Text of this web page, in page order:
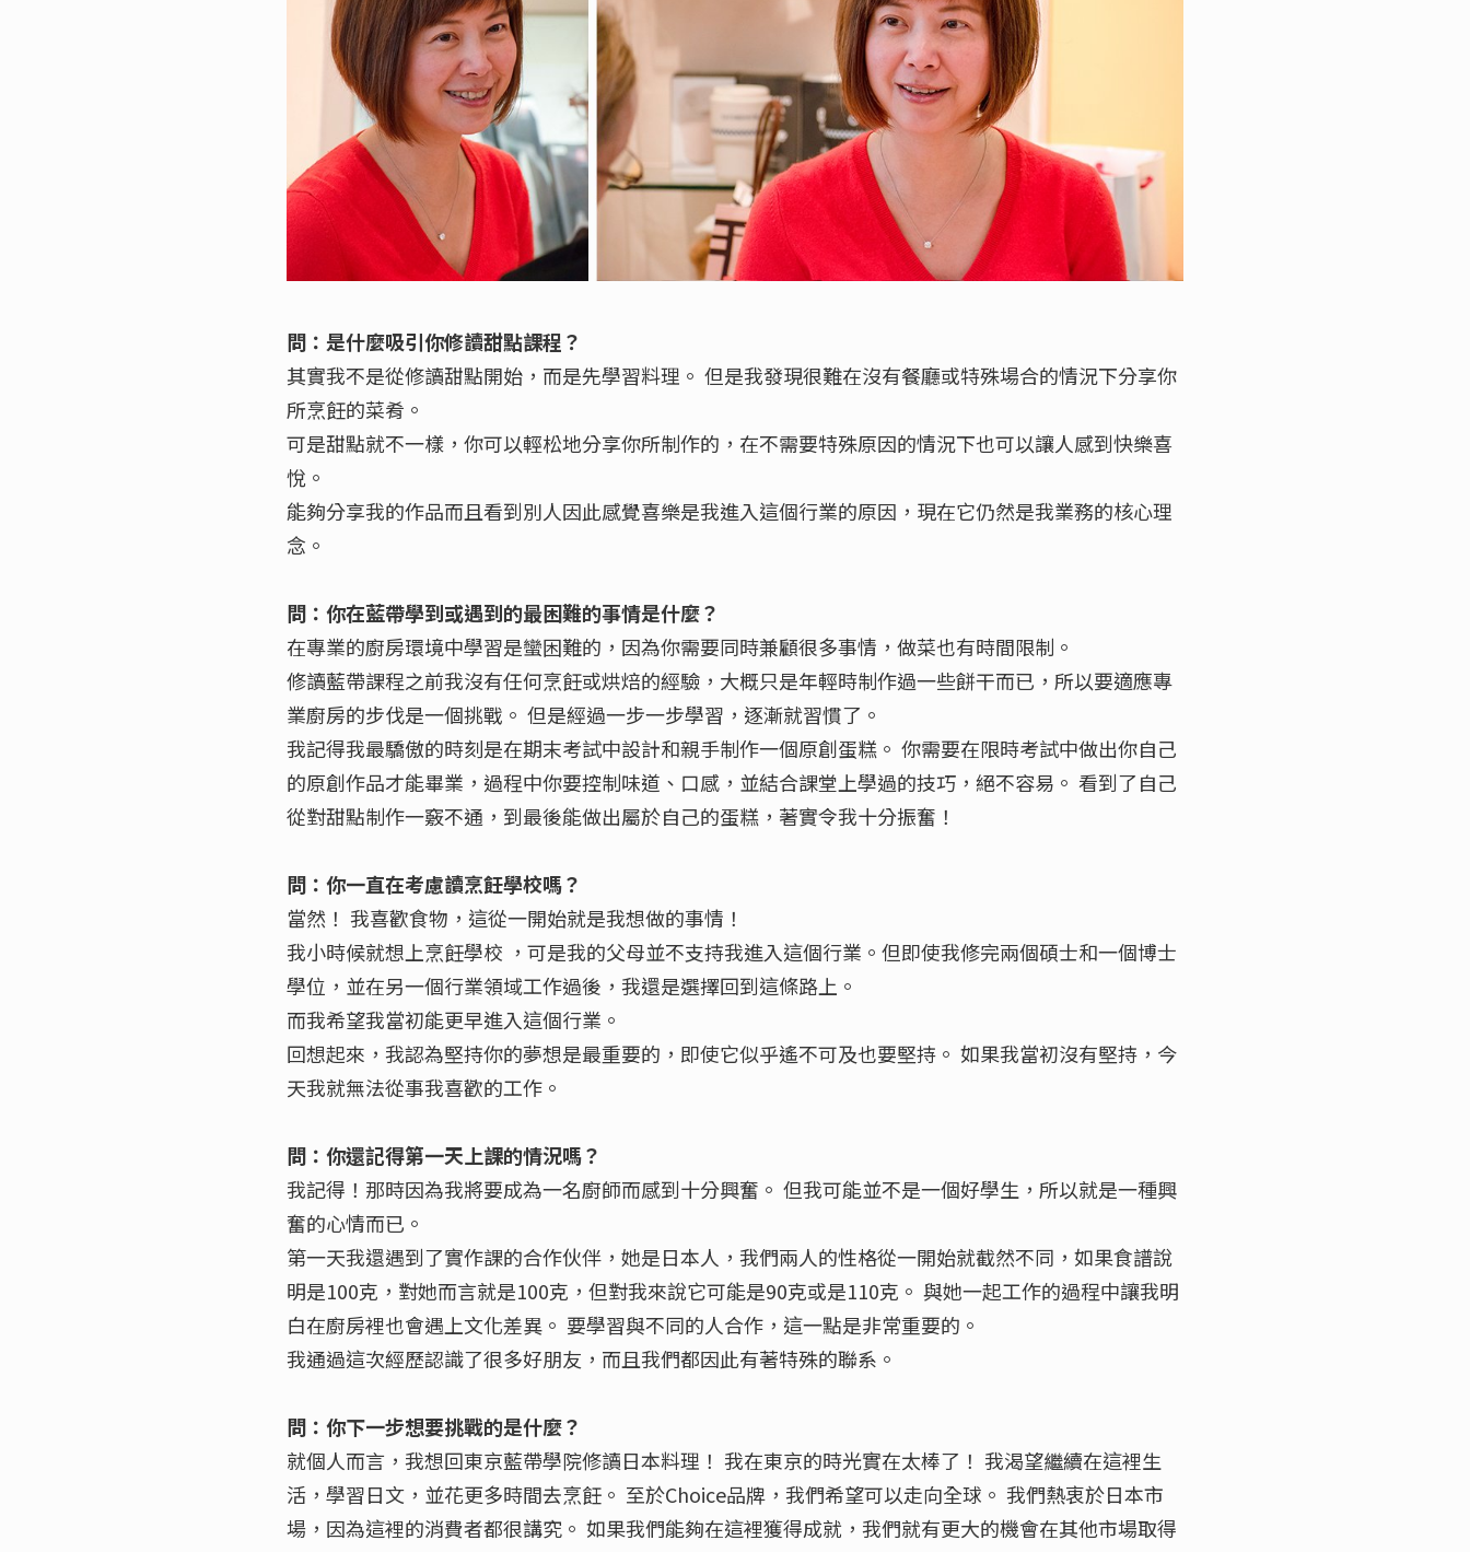
問：是什麼吸引你修讀甜點課程？
其實我不是從修讀甜點開始，而是先學習料理。 但是我發現很難在沒有餐廳或特殊場合的情況下分享你
所烹飪的菜肴。
可是甜點就不一樣，你可以輕松地分享你所制作的，在不需要特殊原因的情況下也可以讓人感到快樂喜
悅。
能夠分享我的作品而且看到別人因此感覺喜樂是我進入這個行業的原因，現在它仍然是我業務的核心理
念。
問：你在藍帶學到或遇到的最困難的事情是什麼？
在專業的廚房環境中學習是蠻困難的，因為你需要同時兼顧很多事情，做菜也有時間限制。
修讀藍帶課程之前我沒有任何烹飪或烘焙的經驗，大概只是年輕時制作過一些餅干而已，所以要適應專
業廚房的步伐是一個挑戰。 但是經過一步一步學習，逐漸就習慣了。
我記得我最驕傲的時刻是在期末考試中設計和親手制作一個原創蛋糕。 你需要在限時考試中做出你自己
的原創作品才能畢業，過程中你要控制味道、口感，並結合課堂上學過的技巧，絕不容易。 看到了自己
從對甜點制作一竅不通，到最後能做出屬於自己的蛋糕，著實令我十分振奮！
問：你一直在考慮讀烹飪學校嗎？
當然！ 我喜歡食物，這從一開始就是我想做的事情！
我小時候就想上烹飪學校 ，可是我的父母並不支持我進入這個行業。但即使我修完兩個碩士和一個博士
學位，並在另一個行業領域工作過後，我還是選擇回到這條路上。
而我希望我當初能更早進入這個行業。
回想起來，我認為堅持你的夢想是最重要的，即使它似乎遙不可及也要堅持。 如果我當初沒有堅持，今
天我就無法從事我喜歡的工作。
問：你還記得第一天上課的情況嗎？
我記得！那時因為我將要成為一名廚師而感到十分興奮。 但我可能並不是一個好學生，所以就是一種興
奮的心情而已。
第一天我還遇到了實作課的合作伙伴，她是日本人，我們兩人的性格從一開始就截然不同，如果食譜說
明是100克，對她而言就是100克，但對我來說它可能是90克或是110克。 與她一起工作的過程中讓我明
白在廚房裡也會遇上文化差異。 要學習與不同的人合作，這一點是非常重要的。
我通過這次經歷認識了很多好朋友，而且我們都因此有著特殊的聯系。
問：你下一步想要挑戰的是什麼？
就個人而言，我想回東京藍帶學院修讀日本料理！ 我在東京的時光實在太棒了！ 我渴望繼續在這裡生
活，學習日文，並花更多時間去烹飪。 至於Choice品牌，我們希望可以走向全球。 我們熱衷於日本市
場，因為這裡的消費者都很講究。 如果我們能夠在這裡獲得成就，我們就有更大的機會在其他市場取得